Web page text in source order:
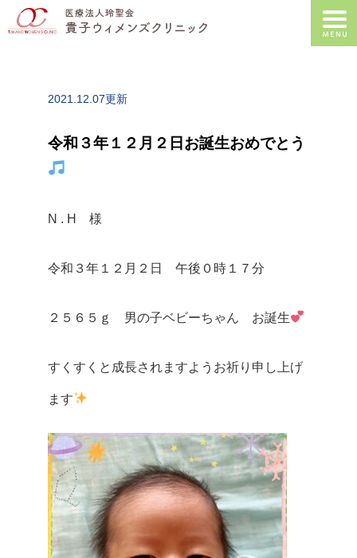
2021.12.07更新
令和３年１２月２日お誕生おめでとう
N . H 様
令和３年１２月２日 午後０時１７分
２５６５ｇ 男の子ベビーちゃん お誕生
すくすくと成長されますようお祈り申し上げ
ます